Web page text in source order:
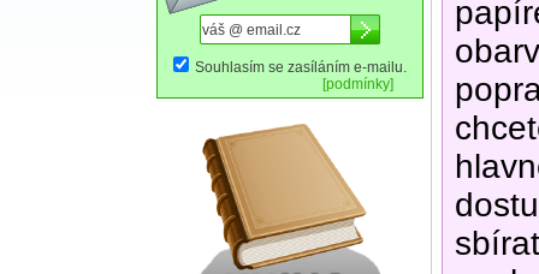
Souhlasím se zasíláním e-mailu.
[podmínky]